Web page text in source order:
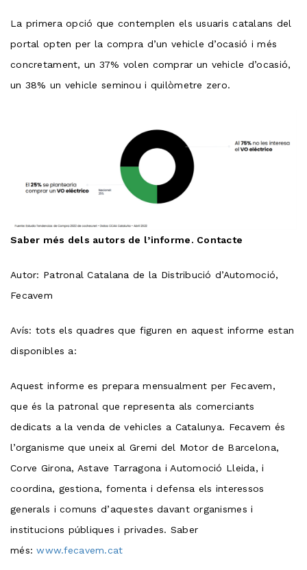
La primera opció que contemplen els usuaris catalans del
portal opten per la compra d’un vehicle d’ocasió i més
concretament, un 37% volen comprar un vehicle d’ocasió,
un 38% un vehicle seminou i quilòmetre zero.
Saber més dels autors de l’informe. Contacte
Autor: Patronal Catalana de la Distribució d’Automoció,
Fecavem
Avís: tots els quadres que figuren en aquest informe estan
disponibles a:
Aquest informe es prepara mensualment per Fecavem,
que és la patronal que representa als comerciants
dedicats a la venda de vehicles a Catalunya. Fecavem és
l’organisme que uneix al Gremi del Motor de Barcelona,
Corve Girona, Astave Tarragona i Automoció Lleida, i
coordina, gestiona, fomenta i defensa els interessos
generals i comuns d’aquestes davant organismes i
institucions públiques i privades. Saber
més: www.fecavem.cat